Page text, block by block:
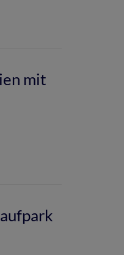
mit